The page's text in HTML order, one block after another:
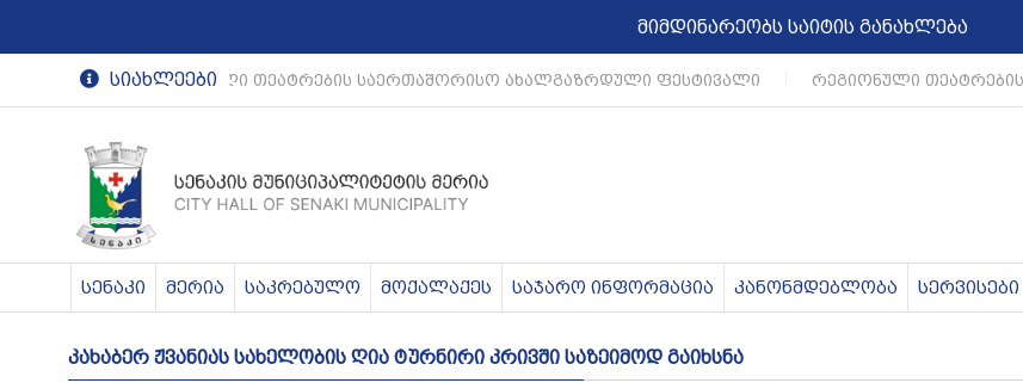
მიმდინარეობს საიტის განახლება
სიახლეები
რეგიონული თეატრების საერთაშორისო ახალგაზრდული ფესტივალი რეგიონული
სენაკი მერია საკრებულო მოქალაქეს საჯარო ინფორმაცია კანონმდებლობა სერვისები
კახაბერ ჟვანიას სახელობის ღია ტურნირი კრივში საზეიმოდ გაიხსნა